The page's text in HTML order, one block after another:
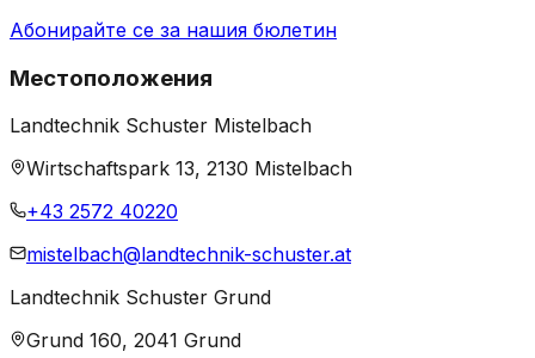
Абонирайте се за нашия бюлетин
Местоположения
Landtechnik Schuster Mistelbach
Wirtschaftspark 13, 2130 Mistelbach
+43 2572 40220
mistelbach@landtechnik-schuster.at
Landtechnik Schuster Grund
Grund 160, 2041 Grund